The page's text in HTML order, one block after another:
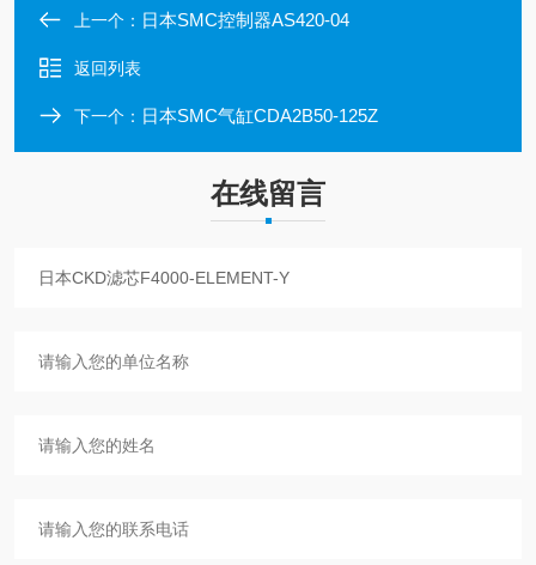
上一个： 日本SMC控制器AS420-04
返回列表
下一个： 日本SMC气缸CDA2B50-125Z
在线留言